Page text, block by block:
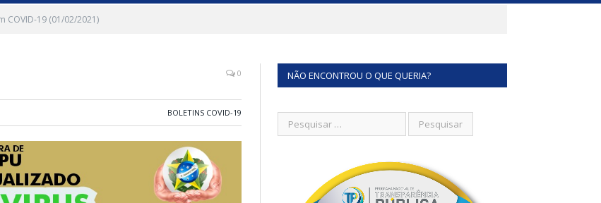
COVID-19 (01/02/2021)
0
BOLETINS COVID-19
NÃO ENCONTROU O QUE QUERIA?